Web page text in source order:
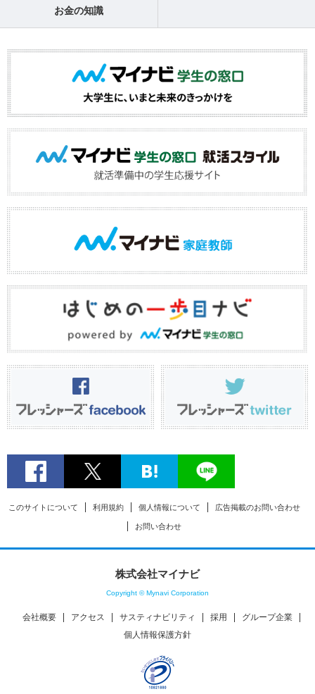
お金の知識
このサイトについて 利用規約 個人情報について 広告掲載のお問い合わせ
お問い合わせ
株式会社マイナビ
Copyright © Mynavi Corporation
会社概要 アクセス サスティナビリティ 採用
グループ企業
個人情報保護方針